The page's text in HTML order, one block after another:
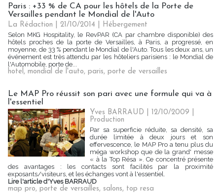
Paris : +33 % de CA pour les hôtels de la Porte de
Versailles pendant le Mondial de l'Auto
La Rédaction | 21/10/2014
Hébergement
Selon MKG Hospitality, le RevPAR (CA par chambre disponible) des
hôtels proches de la porte de Versailles, à Paris, a progressé, en
moyenne, de 33 % pendant le Mondial de l'Auto. Tous les deux ans, un
événement est très attendu par les hôteliers parisiens : le Mondial de
l'Automobile, porte de...
hotel, mondial de l'auto, paris, porte de versailles
Le MAP Pro réussit son pari avec une formule qui va à
l'essentiel
Yves BARRAUD | 12/10/2009
Production
Par sa superficie réduite, sa densité, sa
durée limitée à deux jours et son
effervescence, le MAP Pro a tenu plus du
méga workshop que de la grand' messe
« à la Top Résa ». Ce concentré présente
des avantages : les contacts sont facilités par la proximité
exposants/visiteurs, et les échanges vont à l'essentiel.
Lire l'article d'Yves BARRAUD
map pro, porte de versailles, salons, top resa